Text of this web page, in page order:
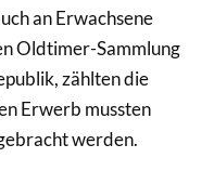
an Erwachsene
Oldtimer-Sammlung
zählten die
Erwerb mussten
werden.